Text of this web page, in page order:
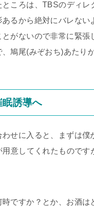
ころは、 TBSのディレ
るから絶対にバレな
がないので非常に緊
、鳩尾(みぞおち)あたり
誘導へ
せに入ると、まずは
意してくれたもので
ですか？とか、お酒